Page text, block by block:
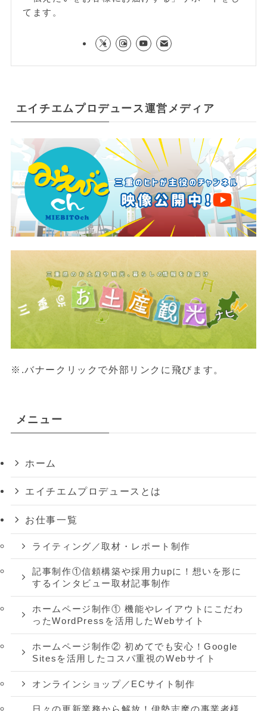
てます。
エイチエムプロデュース運営メディア
※.バナークリックで外部リンクに飛びます。
メニュー
ホーム
エイチエムプロデュースとは
お仕事一覧
ライティング／取材・レポート制作
記事制作①信頼構築や採用力upに！想いを形に
するインタビュー取材記事制作
ホームページ制作① 機能やレイアウトにこだわ
ったWordPressを活用したWebサイト
ホームページ制作② 初めてでも安心！Google
Sitesを活用したコスパ重視のWebサイト
オンラインショップ／ECサイト制作